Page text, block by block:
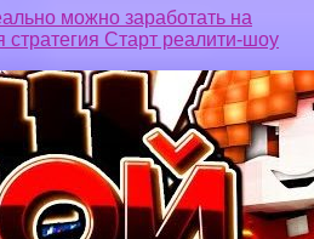
можно заработать на
стратегия Старт реалити-шоу